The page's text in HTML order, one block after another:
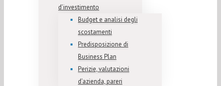
d’investimento
Budget e analisi degli
scostamenti
Predisposizione di
Business Plan
Perizie, valutazioni
d’azienda, pareri